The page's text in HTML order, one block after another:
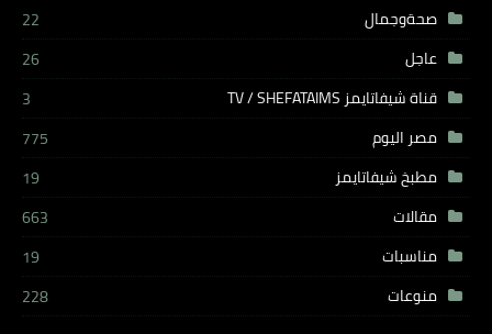
صحةوجمال
22
عاجل
26
قناة شيفاتايمز TV / SHEFATAIMS
3
مصر اليوم
775
مطبخ شيفاتايمز
19
مقالات
663
مناسبات
19
منوعات
228